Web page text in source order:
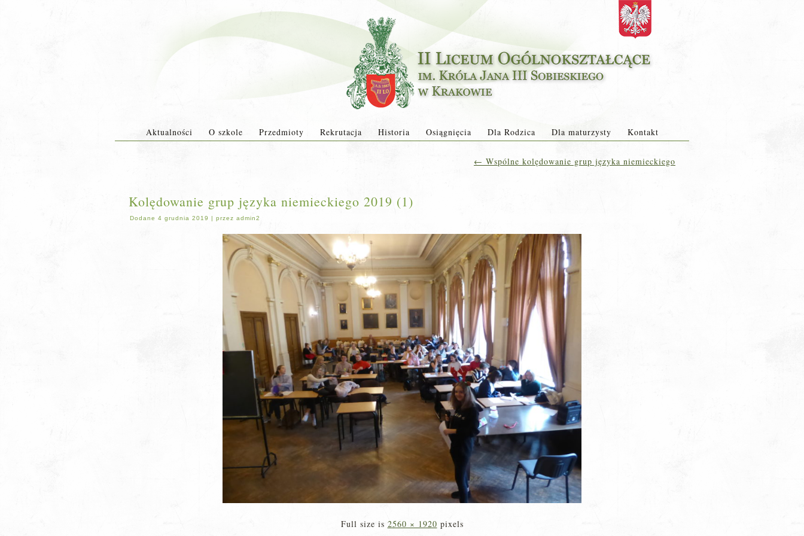
Aktualności O szkole Przedmioty Rekrutacja Historia Osiągnięcia Dla Rodzica Dla maturzysty Kontakt
← Wspólne kolędowanie grup języka niemieckiego
Kolędowanie grup języka niemieckiego 2019 (1)
Dodane 4 grudnia 2019 | przez admin2
Full size is 2560 × 1920 pixels